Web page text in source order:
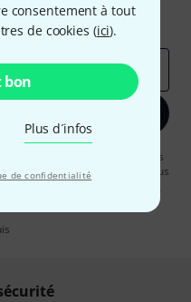
consentement à tout
de cookies (ici).
bon
Plus d´infos
de confidentialité
Aperçus Thomann
vous acceptez de recevoir des
possible à tout moment. Vous
sujet dans notre